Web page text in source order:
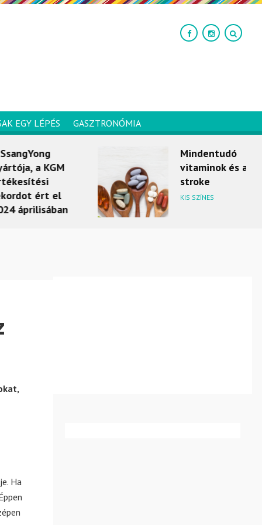
EGY LÉPÉS GASZTRONÓMIA
KGM
el
Mindentudó
vitaminok és a
stroke
KIS SZÍNES
Ha